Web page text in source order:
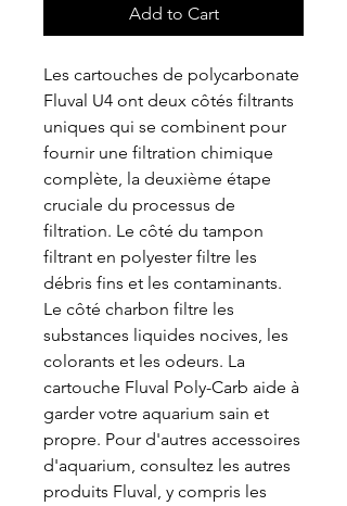
Add to Cart
Les cartouches de polycarbonate
Fluval U4 ont deux côtés filtrants
uniques qui se combinent pour
fournir une filtration chimique
complète, la deuxième étape
cruciale du processus de
filtration. Le côté du tampon
filtrant en polyester filtre les
débris fins et les contaminants.
Le côté charbon filtre les
substances liquides nocives, les
colorants et les odeurs. La
cartouche Fluval Poly-Carb aide à
garder votre aquarium sain et
propre. Pour d'autres accessoires
d'aquarium, consultez les autres
produits Fluval, y compris les